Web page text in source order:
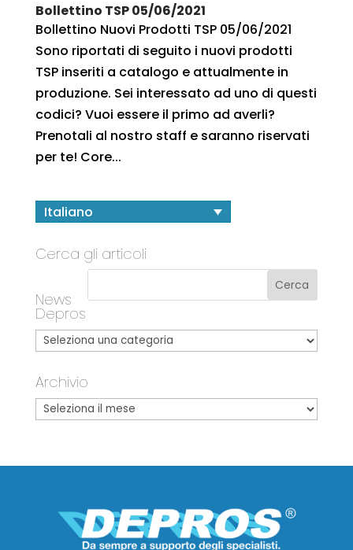
Bollettino TSP 05/06/2021
Bollettino Nuovi Prodotti TSP 05/06/2021
Sono riportati di seguito i nuovi prodotti
TSP inseriti a catalogo e attualmente in
produzione. Sei interessato ad uno di questi
codici? Vuoi essere il primo ad averli?
Prenotali al nostro staff e saranno riservati
per te! Core...
Italiano
Cerca gli articoli
News
Depros
Archivio